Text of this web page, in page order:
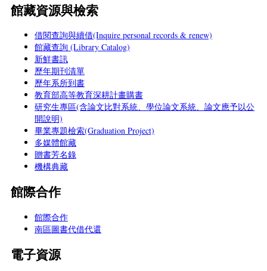
館藏資源與檢索
借閱查詢與續借(Inquire personal records & renew)
館藏查詢 (Library Catalog)
新鮮書訊
歷年期刊清單
歷年系所到書
教育部高等教育深耕計畫購書
研究生專區(含論文比對系統、學位論文系統、論文應予以公
開說明)
畢業專題檢索(Graduation Project)
多媒體館藏
贈書芳名錄
機構典藏
館際合作
館際合作
南區圖書代借代還
電子資源